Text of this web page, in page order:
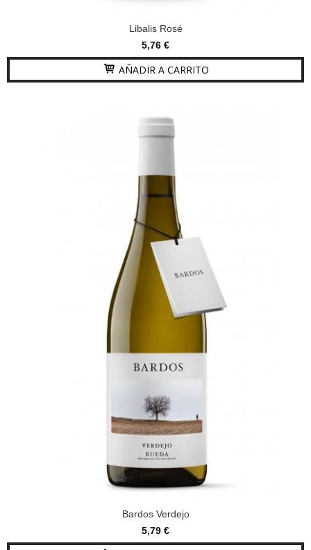
Libalis Rosé
5,76 €
AÑADIR A CARRITO
Bardos Verdejo
5,79 €